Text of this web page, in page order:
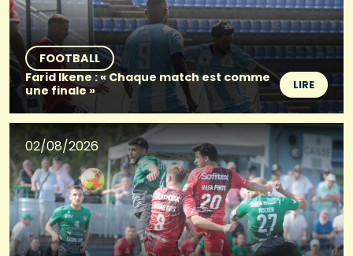
FOOTBALL
Farid Ikene : « Chaque match est comme
une finale »
LIRE
02/08/2026